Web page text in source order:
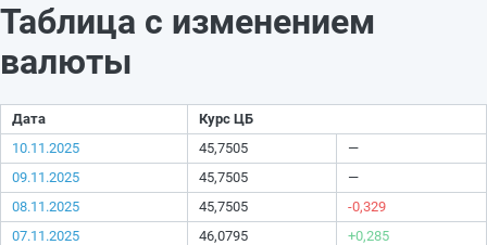
Таблица с изменением
валюты
Дата
Курс ЦБ
10.11.2025
45,7505
—
09.11.2025
45,7505
—
08.11.2025
45,7505
-0,329
07.11.2025
46,0795
+0,285